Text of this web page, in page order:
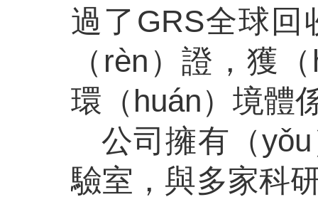
過了 GRS全球回
（rèn）證，獲
環（huán）境體
公司擁有（
驗室，與多家科